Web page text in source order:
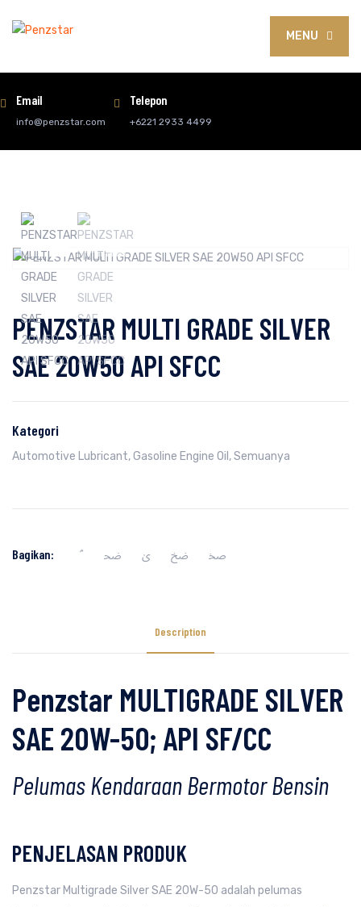
MENU
Email
info@penzstar.com
Telepon
+6221 2933 4499
PENZSTAR MULTI GRADE SILVER
SAE 20W50 API SFCC
Kategori
Automotive Lubricant,Gasoline Engine Oil ,Semuanya
Bagikan:
Description
Penzstar MULTIGRADE SILVER
SAE 20W-50; API SF/CC
Pelumas Kendaraan Bermotor Bensin
PENJELASAN PRODUK
Penzstar Multigrade Silver SAE 20W-50 adalah pelumas